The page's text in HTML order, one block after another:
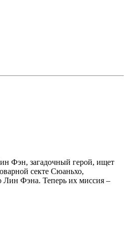
Фэн, загадочный герой, ищет
секте Сюаньхо,
Лин Фэна. Теперь их миссия –